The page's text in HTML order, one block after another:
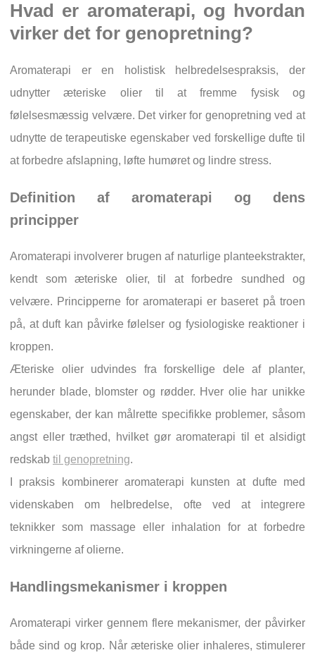
Hvad er aromaterapi, og hvordan
virker det for genopretning?
Aromaterapi er en holistisk helbredelsespraksis, der
udnytter æteriske olier til at fremme fysisk og
følelsesmæssig velvære. Det virker for genopretning ved at
udnytte de terapeutiske egenskaber ved forskellige dufte til
at forbedre afslapning, løfte humøret og lindre stress.
Definition af aromaterapi og dens
principper
Aromaterapi involverer brugen af naturlige planteekstrakter,
kendt som æteriske olier, til at forbedre sundhed og
velvære. Principperne for aromaterapi er baseret på troen
på, at duft kan påvirke følelser og fysiologiske reaktioner i
kroppen.
Æteriske olier udvindes fra forskellige dele af planter,
herunder blade, blomster og rødder. Hver olie har unikke
egenskaber, der kan målrette specifikke problemer, såsom
angst eller træthed, hvilket gør aromaterapi til et alsidigt
redskab til genopretning.
I praksis kombinerer aromaterapi kunsten at dufte med
videnskaben om helbredelse, ofte ved at integrere
teknikker som massage eller inhalation for at forbedre
virkningerne af olierne.
Handlingsmekanismer i kroppen
Aromaterapi virker gennem flere mekanismer, der påvirker
både sind og krop. Når æteriske olier inhaleres, stimulerer